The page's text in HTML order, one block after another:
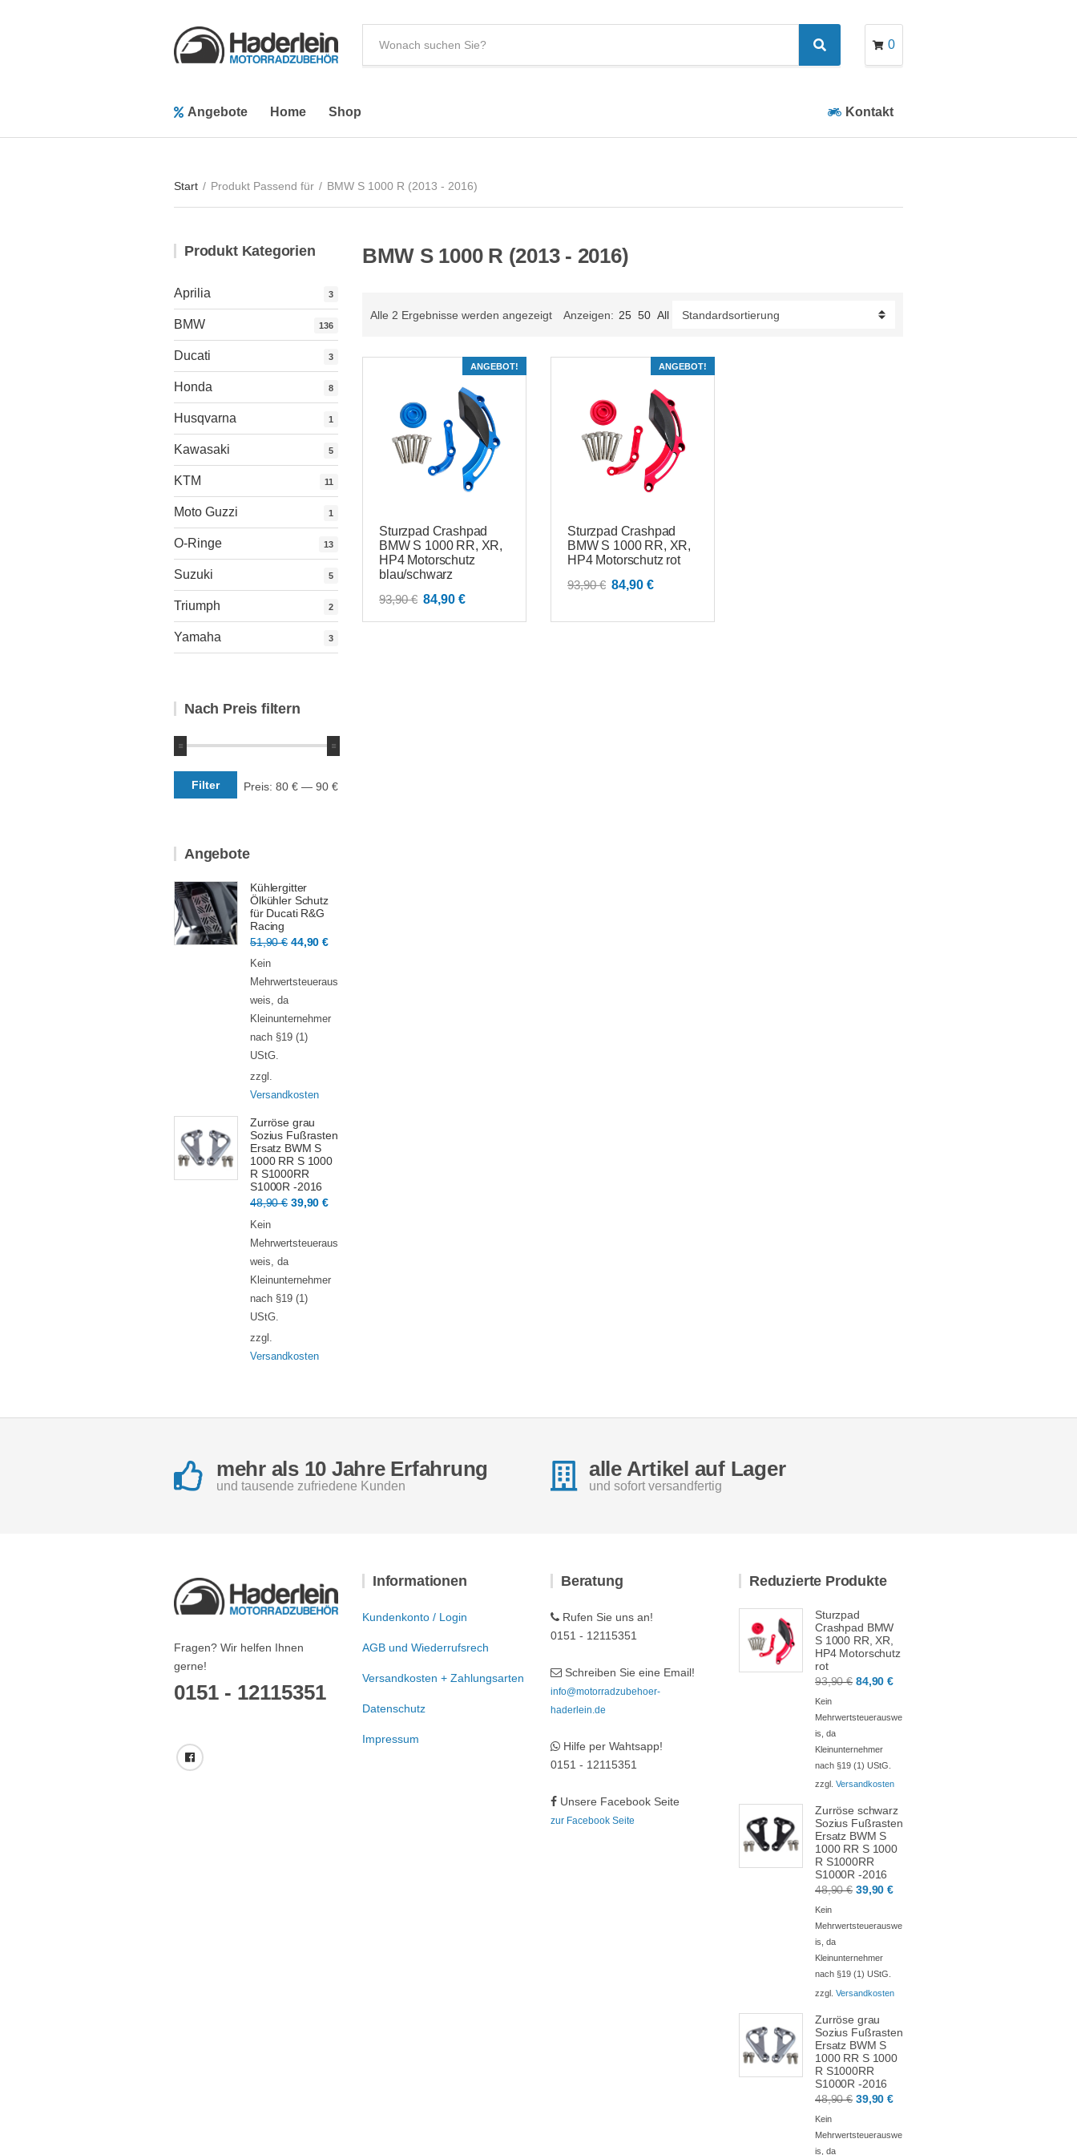
y
n
m
e
x
t
Search 0
Angebote Home Shop Kontakt
Start / Produkt Passend für / BMW S 1000 R (2013 - 2016)
BMW S 1000 R (2013 - 2016)
Alle 2 Ergebnisse werden angezeigt Anzeigen: 25 50 All
ANGEBOT!
Sturzpad Crashpad
BMW S 1000 RR, XR,
HP4 Motorschutz
blau/schwarz
93,90€ Ursprünglicher
84,90 €Aktueller
ANGEBOT!
Sturzpad Crashpad
BMW S 1000 RR, XR,
HP4 Motorschutz rot
93,90€ Ursprünglicher
war:
84,90 €Aktueller
ist:
Produkt Kategorien
Aprilia 3
BMW 136
Ducati 3
Honda 8
Husqvarna 1
Kawasaki 5
KTM 11
Moto Guzzi 1
O-Ringe 13
Suzuki 5
Triumph 2
Yamaha 3
Nach Preis filtern
Min.
Preis
Max.
Preis
Filter Preis: 80 € — 90 €
Angebote
Kühlergitter
Ölkühler Schutz
für Ducati R&G
Racing
51,90€ Ursprünglicher
war:
44,90€Aktueller
ist:
Kein
Mehrwertsteueraus
weis, da
Kleinunternehmer
nach §19 (1)
UStG.
zzgl.
Versandkosten
Zurröse grau
Sozius Fußrasten
Ersatz BWM S
1000 RR S 1000
R S1000RR
S1000R -2016
48,90€ Ursprünglicher
war:
39,90€Aktueller
ist:
Kein
Mehrwertsteueraus
weis, da
Kleinunternehmer
nach §19 (1)
UStG.
zzgl.
Versandkosten
mehr als 10 Jahre Erfahrung
und tausende zufriedene Kunden
alle Artikel auf Lager
und sofort versandfertig
Fragen? Wir helfen Ihnen
gerne!
0151 - 12115351
Informationen
Kundenkonto / Login
AGB und Wiederrufsrech
Versandkosten + Zahlungsarten
Datenschutz
Impressum
Beratung
Rufen Sie uns an!
0151 - 12115351
Schreiben Sie eine Email!
info@motorradzubehoer-
haderlein.de
Hilfe per Wahtsapp!
0151 - 12115351
Unsere Facebook Seite
zur Facebook Seite
Reduzierte Produkte
Sturzpad
Crashpad BMW
S 1000 RR, XR,
HP4 Motorschutz
rot
93,90€ Ursprünglicher
war:
84,90€Aktueller
ist:
Kein
Mehrwertsteuerauswe
is, da
Kleinunternehmer
nach §19 (1) UStG.
zzgl. Versandkosten
Zurröse schwarz
Sozius Fußrasten
Ersatz BWM S
1000 RR S 1000
R S1000RR
S1000R -2016
48,90€ Ursprünglicher
war:
39,90€Aktueller
ist:
Kein
Mehrwertsteuerauswe
is, da
Kleinunternehmer
nach §19 (1) UStG.
zzgl. Versandkosten
Zurröse grau
Sozius Fußrasten
Ersatz BWM S
1000 RR S 1000
R S1000RR
S1000R -2016
48,90€ Ursprünglicher
war:
39,90€Aktueller
ist:
Kein
Mehrwertsteuerauswe
is, da